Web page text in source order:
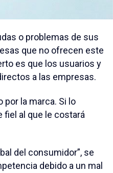
o problemas de sus
que no ofrecen este
es que los usuarios y
a las empresas.
la marca. Si lo
al que le costará
del consumidor”, se
debido a un mal